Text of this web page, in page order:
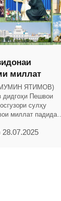
миллат
ЯТИМОВ)
дидгоҳи Пешвои
сулҳу
миллат падидаи